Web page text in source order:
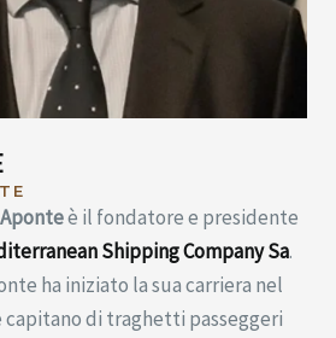
è il fondatore e presidente
Shipping Company Sa.
ha iniziato la sua carriera nel
di traghetti passeggeri